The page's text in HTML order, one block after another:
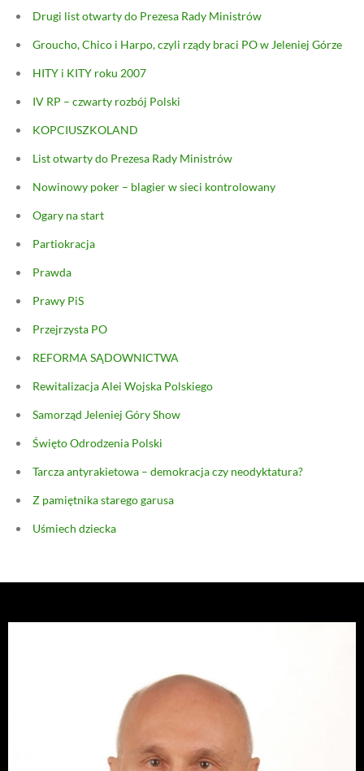
Drugi list otwarty do Prezesa Rady Ministrów
Groucho, Chico i Harpo, czyli rządy braci PO w Jeleniej Górze
HITY i KITY roku 2007
IV RP – czwarty rozbój Polski
KOPCIUSZKOLAND
List otwarty do Prezesa Rady Ministrów
Nowinowy poker – blagier w sieci kontrolowany
Ogary na start
Partiokracja
Prawda
Prawy PiS
Przejrzysta PO
REFORMA SĄDOWNICTWA
Rewitalizacja Alei Wojska Polskiego
Samorząd Jeleniej Góry Show
Święto Odrodzenia Polski
Tarcza antyrakietowa – demokracja czy neodyktatura?
Z pamiętnika starego garusa
Uśmiech dziecka